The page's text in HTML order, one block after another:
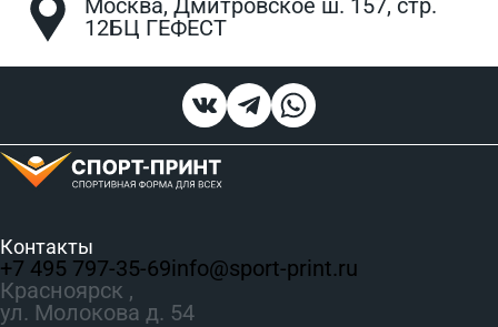
Москва, Дмитровское ш. 157, стр.
12БЦ ГЕФЕСТ
Контакты
+7 495 797‑35-69info@sport-print.ru
Красноярск ,
ул. Молокова д. 54